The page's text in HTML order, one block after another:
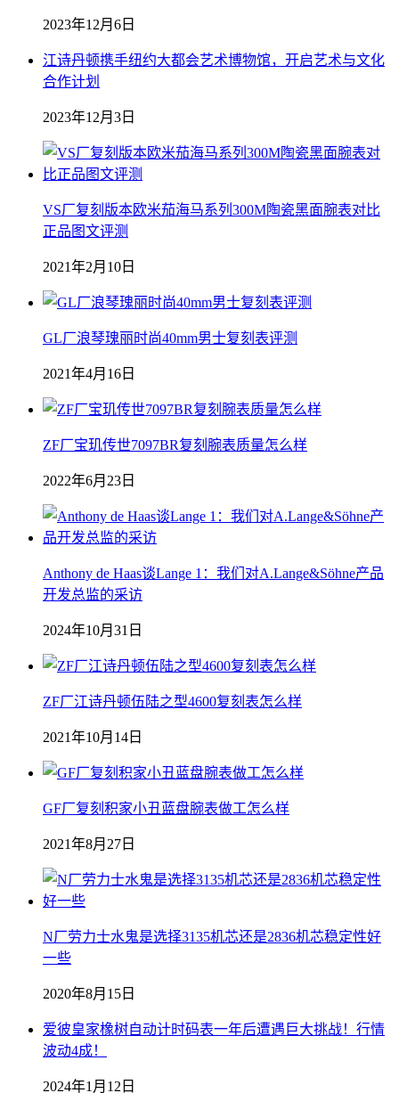
2023年12月6日
江诗丹顿携手纽约大都会艺术博物馆，开启艺术与文化
合作计划
2023年12月3日
VS厂复刻版本欧米茄海马系列300M陶瓷黑面腕表对比
正品图文评测
2021年2月10日
GL厂浪琴瑰丽时尚40mm男士复刻表评测
2021年4月16日
ZF厂宝玑传世7097BR复刻腕表质量怎么样
2022年6月23日
Anthony de Haas谈Lange 1：我们对A.Lange&Söhne产品
开发总监的采访
2024年10月31日
ZF厂江诗丹顿伍陆之型4600复刻表怎么样
2021年10月14日
GF厂复刻积家小丑蓝盘腕表做工怎么样
2021年8月27日
N厂劳力士水鬼是选择3135机芯还是2836机芯稳定性好
一些
2020年8月15日
爱彼皇家橡树自动计时码表一年后遭遇巨大挑战！行情
波动4成！
2024年1月12日